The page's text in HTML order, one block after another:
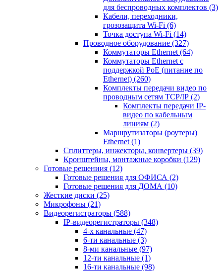
для беспроводных комплектов (3)
Кабели, переходники,
грозозащита Wi-Fi (6)
Точка доступа Wi-Fi (14)
Проводное оборудование (327)
Коммутаторы Ethernet (64)
Коммутаторы Ethernet с
поддержкой PoE (питание по
Ethernet) (260)
Комплекты передачи видео по
проводным сетям TCP/IP (2)
Комплекты передачи IP-
видео по кабельным
линиям (2)
Маршрутизаторы (роутеры)
Ethernet (1)
Сплиттеры, инжекторы, конвертеры (39)
Кронштейны, монтажные коробки (129)
Готовые решениия (12)
Готовые решения для ОФИСА (2)
Готовые решения для ДОМА (10)
Жесткие диски (25)
Микрофоны (21)
Видеорегистраторы (588)
IP-видеорегистраторы (348)
4-х канальные (47)
6-ти канальные (3)
8-ми канальные (97)
12-ти канальные (1)
16-ти канальные (98)